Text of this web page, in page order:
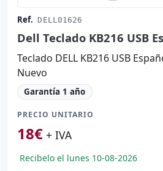
Ref. DELL01626
Dell Teclado KB216 USB
Teclado DELL KB216 USB
Nuevo
Garantía 1 año
PRECIO UNITARIO
18€ + IVA
Recibelo el lunes 10-08-2026